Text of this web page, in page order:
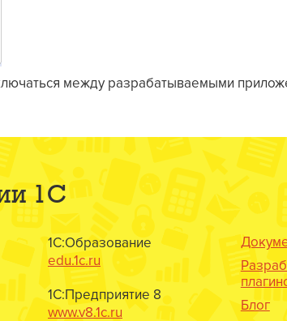
между разрабатываемыми
1С
1С:Образование
edu.1c.ru
1С:Предприятие 8
www.v8.1c.ru
Блог